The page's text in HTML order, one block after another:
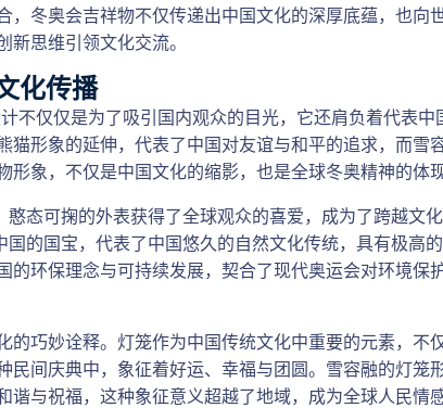
，冬奥会吉祥物不仅传递出中国文化的深厚底蕴，也向
新思维引领文化交流。
化传播
不仅仅是为了吸引国内观众的目光，它还肩负着代表中
猫形象的延伸，代表了中国对友谊与和平的追求，而雪
形象，不仅是中国文化的缩影，也是全球冬奥精神的体现
憨态可掬的外表获得了全球观众的喜爱，成为了跨越文
国的国宝，代表了中国悠久的自然文化传统，具有极高
的环保理念与可持续发展，契合了现代奥运会对环境保
的巧妙诠释。灯笼作为中国传统文化中重要的元素，不
民间庆典中，象征着好运、幸福与团圆。雪容融的灯笼
谐与祝福，这种象征意义超越了地域，成为全球人民情